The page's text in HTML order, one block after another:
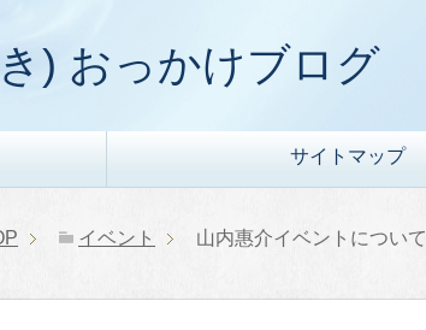
) おっかけブログ
サイトマップ
イベント 山内惠介イベントについて